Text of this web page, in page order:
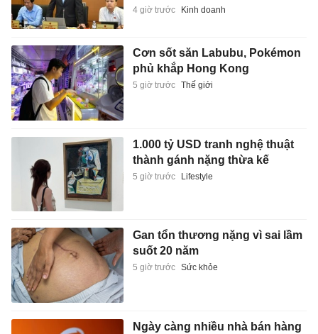
4 giờ trước Kinh doanh
Cơn sốt săn Labubu, Pokémon
phủ khắp Hong Kong
5 giờ trước Thế giới
1.000 tỷ USD tranh nghệ thuật
thành gánh nặng thừa kế
5 giờ trước Lifestyle
Gan tổn thương nặng vì sai lầm
suốt 20 năm
5 giờ trước Sức khỏe
Ngày càng nhiều nhà bán hàng